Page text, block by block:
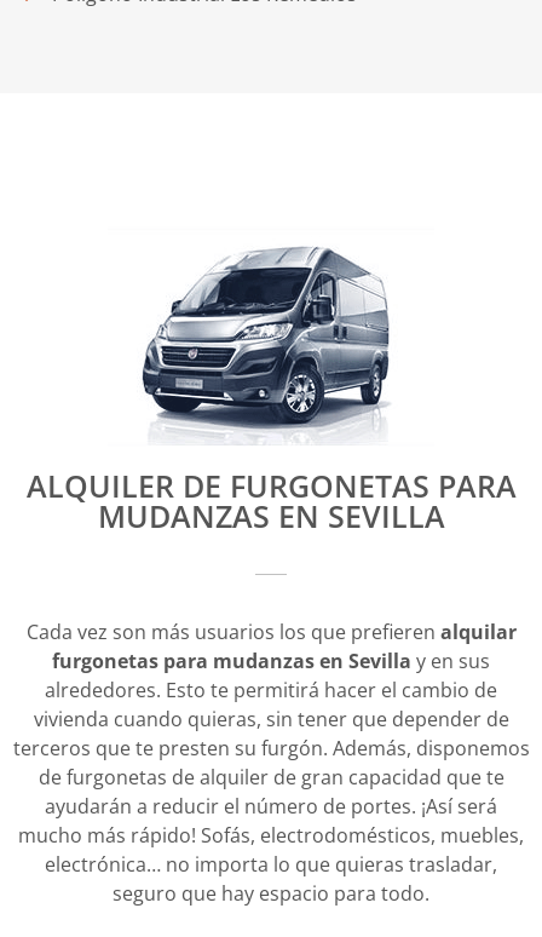
ALQUILER DE FURGONETAS PARA
MUDANZAS EN SEVILLA
Cada vez son más usuarios los que prefieren alquilar
furgonetas para mudanzas en Sevilla y en sus
alrededores. Esto te permitirá hacer el cambio de
vivienda cuando quieras, sin tener que depender de
terceros que te presten su furgón. Además, disponemos
de furgonetas de alquiler de gran capacidad que te
ayudarán a reducir el número de portes. ¡Así será
mucho más rápido! Sofás, electrodomésticos, muebles,
electrónica… no importa lo que quieras trasladar,
seguro que hay espacio para todo.